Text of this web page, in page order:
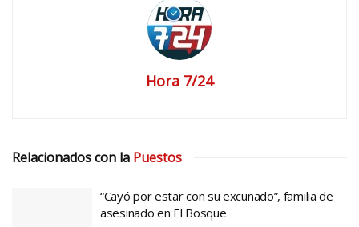
Hora 7/24
Relacionados con la Puestos
“Cayó por estar con su excuñado”, familia de
asesinado en El Bosque